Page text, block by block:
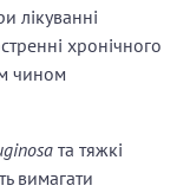
лікуванні
хронічного
чином
та тяжкі
вимагати